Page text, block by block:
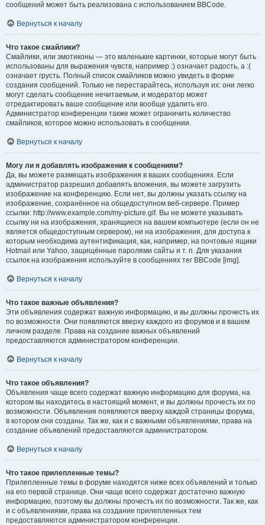
сообщений может быть реализована с использованием BBCode.
Вернуться к началу
Что такое смайлики?
Смайлики, или эмотиконы — это маленькие картинки, которые могут быть
использованы для выражения чувств, например :) означает радость, а :(
означает грусть. Полный список смайликов можно увидеть в форме
создания сообщений. Только не перестарайтесь, используя их: они легко
могут сделать сообщение нечитаемым, и модератор может
отредактировать ваше сообщение или вообще удалить его.
Администратор конференции также может ограничить количество
смайликов, которое можно использовать в сообщении.
Вернуться к началу
Могу ли я добавлять изображения к сообщениям?
Да, вы можете размещать изображения в ваших сообщениях. Если
администратор разрешил добавлять вложения, вы можете загрузить
изображение на конференцию. Если нет, вы должны указать ссылку на
изображение, сохранённое на общедоступном веб-сервере. Пример
ссылки: http://www.example.com/my-picture.gif. Вы не можете указывать
ссылку ни на изображения, хранящиеся на вашем компьютере (если он не
является общедоступным сервером), ни на изображения, для доступа к
которым необходима аутентификация, как, например, на почтовые ящики
Hotmail или Yahoo, защищённые паролями сайты и т. п. Для указания
ссылок на изображения используйте в сообщениях тег BBCode [img].
Вернуться к началу
Что такое важные объявления?
Эти объявления содержат важную информацию, и вы должны прочесть их
по возможности. Они появляются вверху каждого из форумов и в вашем
личном разделе. Права на создание важных объявлений
предоставляются администратором конференции.
Вернуться к началу
Что такое объявления?
Объявления чаще всего содержат важную информацию для форума, на
котором вы находитесь в настоящий момент, и вы должны прочесть их по
возможности. Объявления появляются вверху каждой страницы форума,
в котором они созданы. Так же, как и с важными объявлениями, права на
создание объявлений предоставляются администратором.
Вернуться к началу
Что такое прилепленные темы?
Прилепленные темы в форуме находятся ниже всех объявлений и только
на его первой странице. Они чаще всего содержат достаточно важную
информацию, поэтому вы должны прочесть их по возможности. Так же, как
и с объявлениями, права на создание прилепленных тем
предоставляются администратором конференции.